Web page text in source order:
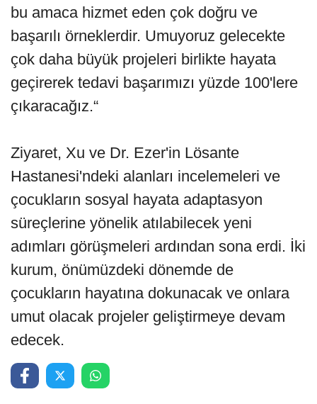
bu amaca hizmet eden çok doğru ve
başarılı örneklerdir. Umuyoruz gelecekte
çok daha büyük projeleri birlikte hayata
geçirerek tedavi başarımızı yüzde 100'lere
çıkaracağız.“
Ziyaret, Xu ve Dr. Ezer'in Lösante
Hastanesi'ndeki alanları incelemeleri ve
çocukların sosyal hayata adaptasyon
süreçlerine yönelik atılabilecek yeni
adımları görüşmeleri ardından sona erdi. İki
kurum, önümüzdeki dönemde de
çocukların hayatına dokunacak ve onlara
umut olacak projeler geliştirmeye devam
edecek.